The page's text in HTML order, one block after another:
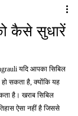
कैसे सुधारें
यदि आपका सिबिल
हो सकता है, क्योंकि यह
है। खराब सिबिल
ऐसा नहीं है जिससे